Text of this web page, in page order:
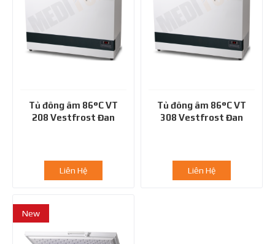
Tủ đông âm 86°C VT
208 Vestfrost Đan
Liên Hệ
Tủ đông âm 86°C VT
308 Vestfrost Đan
Liên Hệ
New